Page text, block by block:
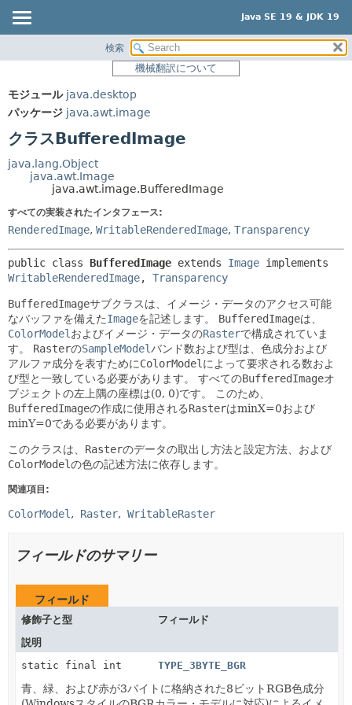
Java SE 19 & JDK 19
パッケージ
使用
ツリー
プレビュー
索引
サマリー:
ネスト済
コンストラクタ
メソッド
検索
機械翻訳について
モジュール java.desktop
パッケージ java.awt.image
クラスBufferedImage
java.lang.Object
java.awt.Image
java.awt.image.BufferedImage
すべての実装されたインタフェース:
RenderedImage, WritableRenderedImage, Transparency
public class BufferedImage extends Image
WritableRenderedImage, Transparency
BufferedImageサブクラスは、イメージ・データのアクセス可能
なバッファを備えたImageを記述します。 BufferedImageは、
ColorModel およびイメージ・データのRasterで構成されていま
す。
RasterのSampleModelバンド数および型は、色成分および
アルファ成分を表すためにColorModel によって要求される数およ
び型と一致している必要があります。
すべてのBufferedImageオ
ブジェクトの左上隅の座標は(0, 0)です。
このため、
BufferedImageの作成に使用されるRasterはminX=0および
minY=0である必要があります。
このクラスは、 Rasterのデータの取出し方法と設定方法、および
ColorModelの色の記述方法に依存します。
関連項目:
ColorModel Raster WritableRaster
フィールドのサマリー
フィールド
修飾子と型
フィールド
説明
static final int
TYPE_3BYTE_BGR
青、緑、および赤が3バイトに格納された8ビットRGB色成分